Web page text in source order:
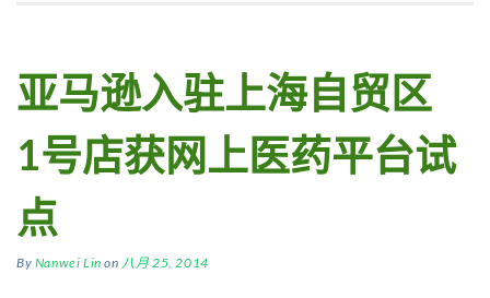
亚马逊入驻上海自贸区
1号店获网上医药平台试
点
By Nanwei Lin on 八月 25, 2014